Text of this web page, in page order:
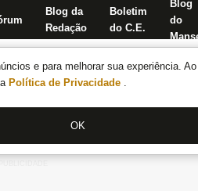
e para melhorar sua experiência.
Política de Privacidade .
OK
Blog da
Redação
Boletim
do C.E.
Blog
do